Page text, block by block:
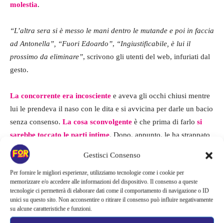
Gestisci Consenso
Per fornire le migliori esperienze, utilizziamo tecnologie come i cookie per
memorizzare e/o accedere alle informazioni del dispositivo. Il consenso a queste
tecnologie ci permetterà di elaborare dati come il comportamento di navigazione o ID
unici su questo sito. Non acconsentire o ritirare il consenso può influire negativamente
su alcune caratteristiche e funzioni.
molestia.
“L’altra sera si è messo le mani dentro le mutande e poi in faccia
ad Antonella”, “Fuori Edoardo”, “Ingiustificabile, è lui il
prossimo da eliminare”, scrivono gli utenti del web, infuriati dal
gesto.
La concorrente era incosciente e aveva gli occhi chiusi mentre
lui le prendeva il naso con le dita e si avvicina per darle un bacio
senza consenso. La cosa sconvolgente è che prima di farlo si
sarebbe toccato le parti intime. Dopo, appunto, le ha strappato
un bacio, come hanno ripreso le telecamere della casa.
Quando lei, sotto choc, si è svegliata e accorta dell’accaduto, lui
le risposto ironicamente che l’aveva toccata perché aveva
qualcosa sul viso. Un versione che non ha convinto i
telespettatori, che hanno interpretato la cosa in modo totalmente